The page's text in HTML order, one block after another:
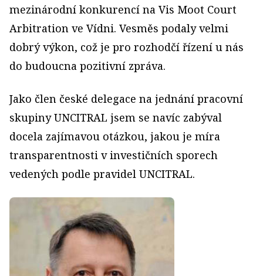
mezinárodní konkurencí na Vis Moot Court
Arbitration ve Vídni. Vesměs podaly velmi
dobrý výkon, což je pro rozhodčí řízení u nás
do budoucna pozitivní zpráva.
Jako člen české delegace na jednání pracovní
skupiny UNCITRAL jsem se navíc zabýval
docela zajímavou otázkou, jakou je míra
transparentnosti v investičních sporech
vedených podle pravidel UNCITRAL.